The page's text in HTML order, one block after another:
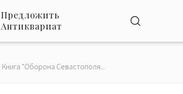
Предложить
Антиквариат
Книга "Оборона Севастополя...